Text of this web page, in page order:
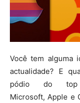
Você tem alguma
actualidade? E
pódio do
Microsoft, Apple e